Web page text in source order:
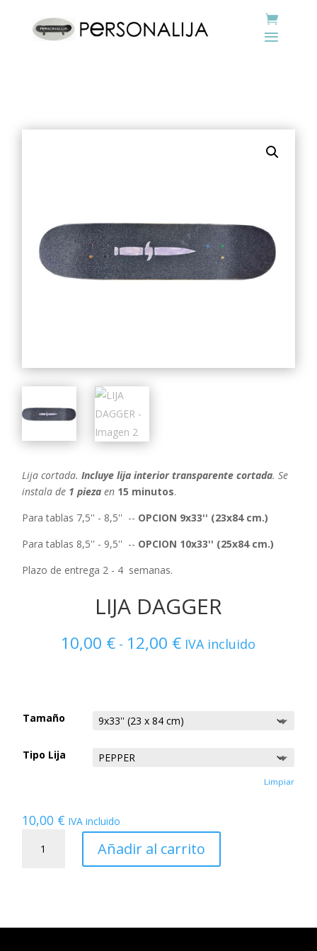
Lija cortada.Incluye lija interior transparente cortada.Se
instala de 1 pieza en 15 minutos.
Para tablas 7,5'' - 8,5'' -- OPCION 9x33'' (23x84 cm.)
Para tablas 8,5'' - 9,5'' -- OPCION 10x33'' (25x84 cm.)
Plazo de entrega 2 - 4 semanas.
LIJA DAGGER
10,00 € - 12,00 €Rango
hasta
IVA incluido
Tamaño
Tipo Lija
Limpiar
10,00 € IVA incluido
DAGGER
cantidad Añadir al carrito